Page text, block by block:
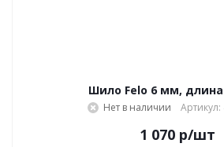
Шило Felo 6 мм,
Нет в наличии
1 070 р/шт